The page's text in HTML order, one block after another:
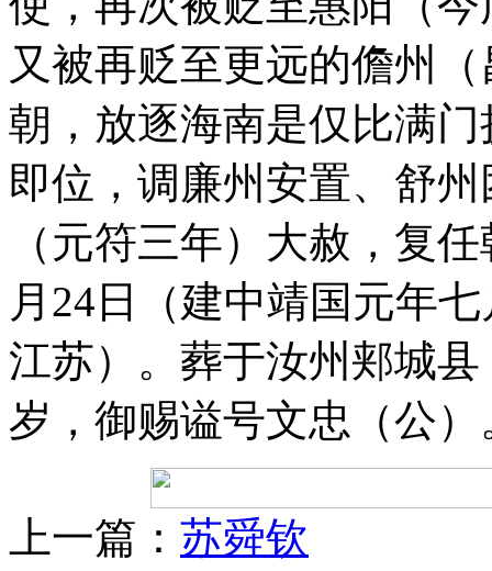
又被再贬至更远的儋州
朝，放逐海南是仅比满
即位，调廉州安置、舒
（元符三年）大赦，复
月24日（建中靖国元年
江苏）。葬于汝州郏城
岁，御赐谥号文忠（公）
上一篇： 苏舜钦